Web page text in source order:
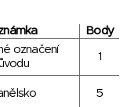
Body
označení
1
5